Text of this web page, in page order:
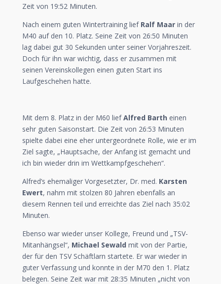
Zeit von 19:52 Minuten.
Nach einem guten Wintertraining lief Ralf Maarin der
M40 auf den 10. Platz. Seine Zeit von 26:50 Minuten
lag dabei gut 30 Sekunden unter seiner Vorjahreszeit.
Doch für ihn war wichtig, dass er zusammen mit
seinen Vereinskollegen einen guten Start ins
Laufgeschehen hatte.
Mit dem 8. Platz in der M60 liefAlfred Barth einen
sehr guten Saisonstart. Die Zeit von 26:53 Minuten
spielte dabei eine eher untergeordnete Rolle, wie er im
Ziel sagte, „Hauptsache, der Anfang ist gemacht und
ich bin wieder drin im Wettkampfgeschehen“.
Alfred’s ehemaliger Vorgesetzter, Dr. med. Karsten
Ewert, nahm mit stolzen 80 Jahren ebenfalls an
diesem Rennen teil und erreichte das Ziel nach 35:02
Minuten.
Ebenso war wieder unser Kollege, Freund und „TSV-
Mitanhängsel“, Michael Sewald mit von der Partie,
der für den TSV Schäftlarn startete. Er war wieder in
guter Verfassung und konnte in der M70 den 1. Platz
belegen. Seine Zeit war mit 28:35 Minuten „nicht von